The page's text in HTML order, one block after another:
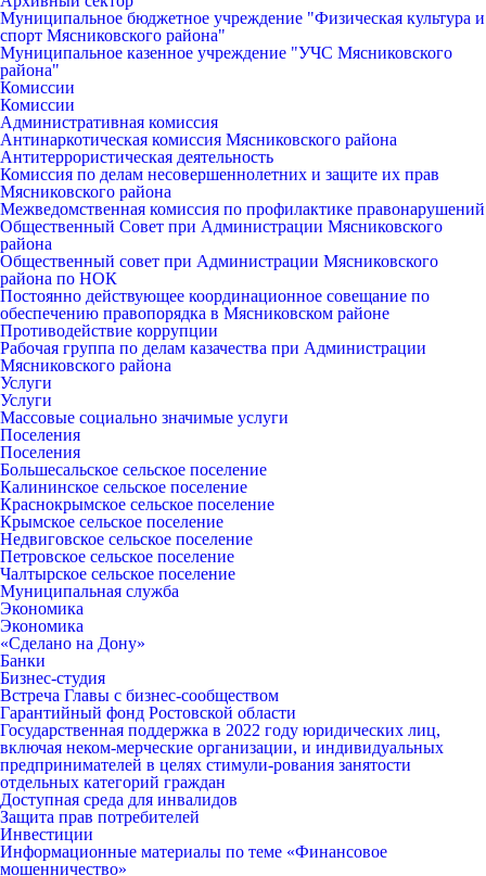
Муниципальное бюджетное учреждение "Физическая культура и
спорт Мясниковского района"
Муниципальное казенное учреждение "УЧС Мясниковского
района"
Комиссии
Комиссии
Административная комиссия
Антинаркотическая комиссия Мясниковского района
Антитеррористическая деятельность
Комиссия по делам несовершеннолетних и защите их прав
Мясниковского района
Межведомственная комиссия по профилактике правонарушений
Общественный Совет при Администрации Мясниковского
района
Общественный совет при Администрации Мясниковского
района по НОК
Постоянно действующее координационное совещание по
обеспечению правопорядка в Мясниковском районе
Противодействие коррупции
Рабочая группа по делам казачества при Администрации
Мясниковского района
Услуги
Услуги
Массовые социально значимые услуги
Поселения
Поселения
Большесальское сельское поселение
Калининское сельское поселение
Краснокрымское сельское поселение
Крымское сельское поселение
Недвиговское сельское поселение
Петровское сельское поселение
Чалтырское сельское поселение
Муниципальная служба
Экономика
Экономика
«Сделано на Дону»
Банки
Бизнес-студия
Встреча Главы с бизнес-сообществом
Гарантийный фонд Ростовской области
Государственная поддержка в 2022 году юридических лиц,
включая неком-мерческие организации, и индивидуальных
предпринимателей в целях стимули-рования занятости
отдельных категорий граждан
Доступная среда для инвалидов
Защита прав потребителей
Инвестиции
Информационные материалы по теме «Финансовое
мошенничество»